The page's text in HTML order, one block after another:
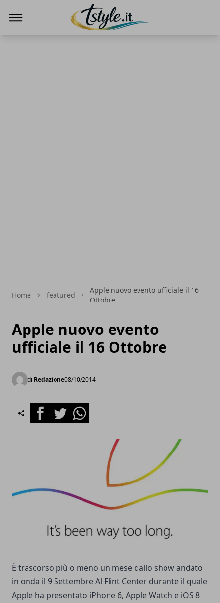
Home featured
Apple nuovo evento ufficiale il 16
Ottobre
Apple nuovo evento
ufficiale il 16 Ottobre
di Redazione08/10/2014
FacebookTwitterWhatsapp
È trascorso più o meno un mese dallo show andato
in onda il 9 SettembreAl Flint Center durante il quale
Apple ha presentato iPhone 6, Apple Watch e iOS 8